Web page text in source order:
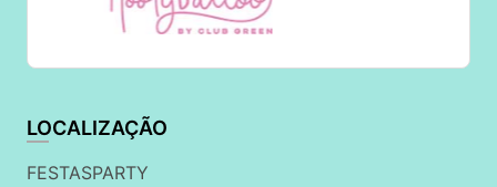
LOCALIZAÇÃO
FESTASPARTY